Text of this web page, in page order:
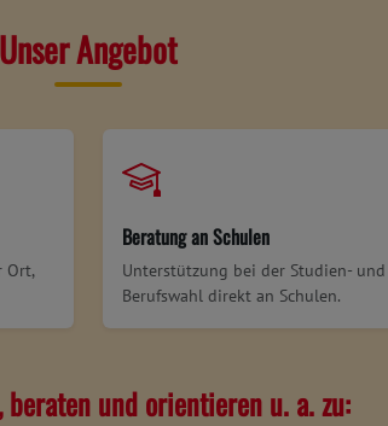
Unser Angebot
Ort,
Beratung an Schulen
Unterstützung bei der Studien- und
Berufswahl direkt an Schulen.
und orientieren u. a. zu: